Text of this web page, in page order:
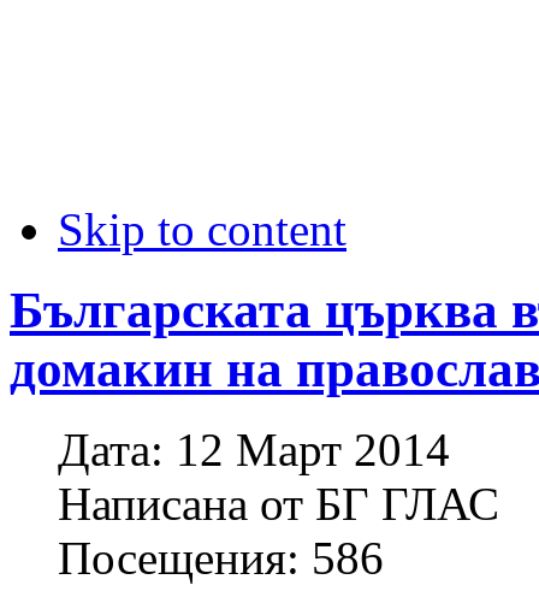
Skip to content
Българската църква
домакин на
Дата: 12 Март 2014
Написана от БГ ГЛАС
Посещения: 586